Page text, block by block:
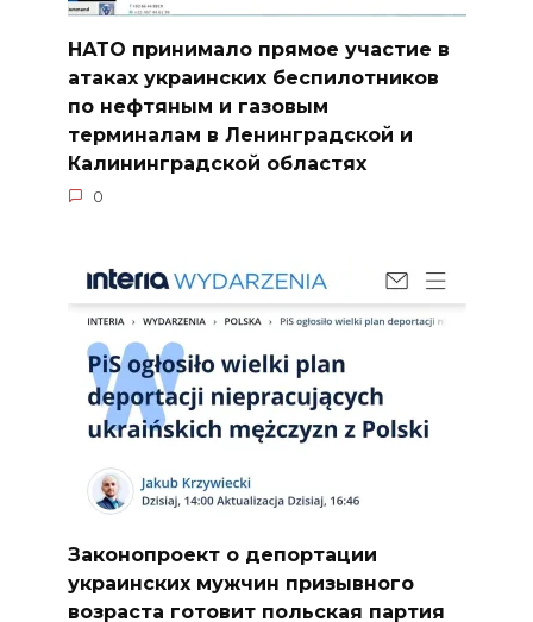
НАТО принимало прямое участие в
атаках украинских беспилотников
по нефтяным и газовым
терминалам в Ленинградской и
Калининградской областях
0
Законопроект о депортации
украинских мужчин призывного
возраста готовит польская партия